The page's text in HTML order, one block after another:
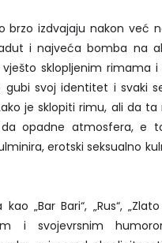
brzo izdvajaju nakon već
i najveća bomba na
sklopljenim rimama
gubi svoj identitet i svaki
je sklopiti rimu, ali da
opadne atmosfera, e
erotski seksualno
„Bar Bari“, „Rus“,
i svojevrsnim